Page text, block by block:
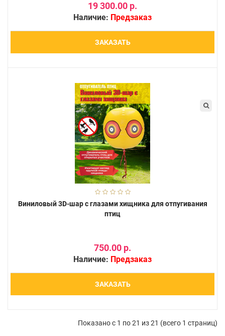
19 300.00 р.
Наличие: Предзаказ
ЗАКАЗАТЬ
Виниловый 3D-шар с глазами хищника для отпугивания
птиц
750.00 р.
Наличие: Предзаказ
ЗАКАЗАТЬ
Показано с 1 по 21 из 21 (всего 1 страниц)